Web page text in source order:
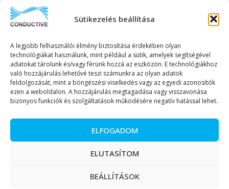
Sütikezelés beállítása
A legjobb felhasználói élmény biztosítása érdekében olyan
technológiákat használunk, mint például a sütik, amelyek segítségével
adatokat tárolunk és/vagy férünk hozzá az eszközön. E technológiákhoz
való hozzájárulás lehetővé teszi számunkra az olyan adatok
feldolgozását, mint a böngészési viselkedés vagy az egyedi azonosítók
ezen a weboldalon. A hozzájárulás megtagadása vagy visszavonása
bizonyos funkciók és szolgáltatások működésére negatív hatással lehet.
ELFOGADOM
ELUTASÍTOM
BEÁLLÍTÁSOK
IRATKOZZON FEL HÍRLEVELÜNKRE!
KÜLDÉS
Copyright © 2023. Minden jog fenntartva. – Conductive Kereskedelmi és